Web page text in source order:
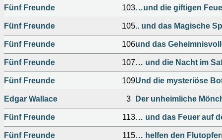
Fünf Freunde 103…und die giftigen
Fünf Freunde 105.. und das Magische
Fünf Freunde 106und das
Fünf Freunde 107… und die Nacht im
Fünf Freunde 109Und die mysteriöse
Edgar Wallace 3 Der unheimliche
Fünf Freunde 113… und das Feuer auf
Fünf Freunde 115… helfen den